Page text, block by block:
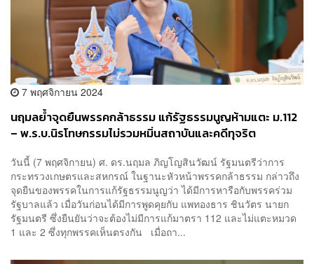
7 พฤศจิกายน 2024
นฤมลย้ำจุดยืนพรรคกล้าธรรม แก้รัฐธรรมนูญห้ามแตะ ม.112
– พ.ร.บ.นิรโทษกรรมไม่รวมหมิ่นสถาบันและคดีทุจริต
วันนี้ (7 พฤศจิกายน) ศ. ดร.นฤมล ภิญโญสินวัฒน์ รัฐมนตรีว่าการ
กระทรวงเกษตรและสหกรณ์ ในฐานะหัวหน้าพรรคกล้าธรรม กล่าวถึง
จุดยืนของพรรคในการแก้รัฐธรรมนูญว่า ได้มีการหารือกับพรรคร่วม
รัฐบาลแล้ว เมื่อวันก่อนได้มีการพูดคุยกับ แพทองธาร ชินวัตร นายก
รัฐมนตรี ซึ่งยืนยันว่าจะต้องไม่มีการแก้มาตรา 112 และไม่แตะหมวด
1 และ 2 ซึ่งทุกพรรคเห็นตรงกัน เมื่อถา...